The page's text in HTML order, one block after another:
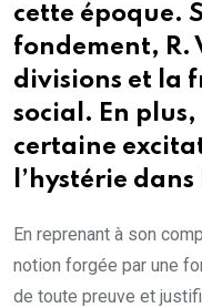
cette époque.
fondement, R.
divisions et la
social. En
certaine
l’hystérie
En reprenant à son
notion forgée par une
de toute preuve et